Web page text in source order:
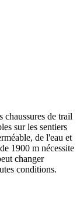
de trail
sur les sentiers
de l'eau et
1900 m nécessite
changer
conditions.